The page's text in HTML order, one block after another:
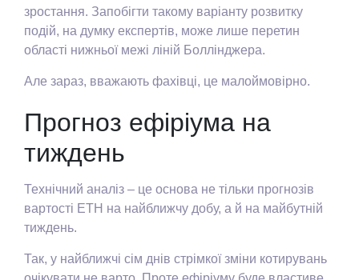
зростання. Запобігти такому варіанту розвитку
подій, на думку експертів, може лише перетин
області нижньої межі ліній Боллінджера.
Але зараз, вважають фахівці, це малоймовірно.
Прогноз ефіріума на
тиждень
Технічний аналіз – це основа не тільки прогнозів
вартості ETH на найближчу добу, а й на майбутній
тиждень.
Так, у найближчі сім днів стрімкої зміни котирувань